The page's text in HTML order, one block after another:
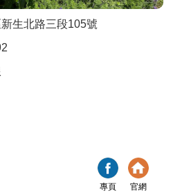
生北路三段105號
專頁 官網